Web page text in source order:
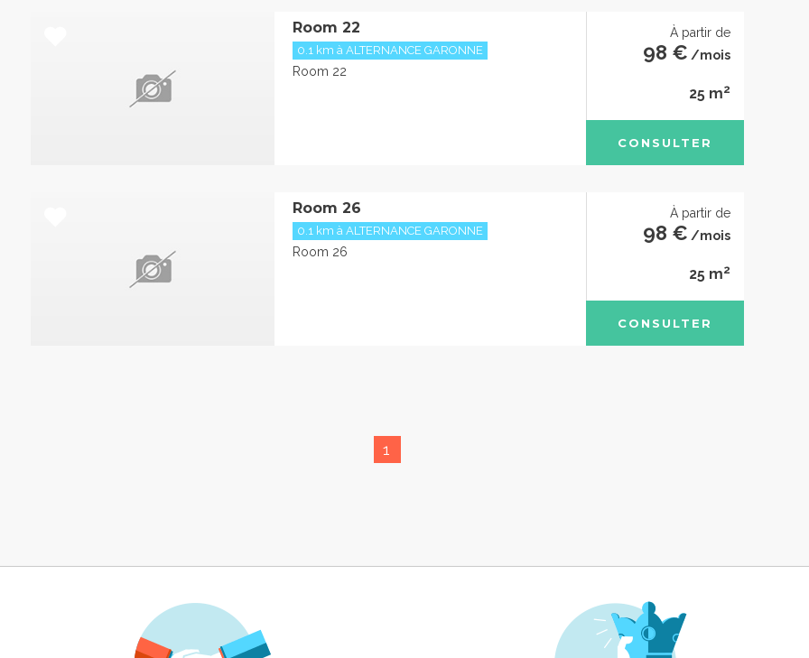
Room 22
0.1 km à ALTERNANCE GARONNE
Room 22
À partir de
98 € /mois
25 m2
CONSULTER
Room 26
0.1 km à ALTERNANCE GARONNE
Room 26
À partir de
98 € /mois
25 m2
CONSULTER
1